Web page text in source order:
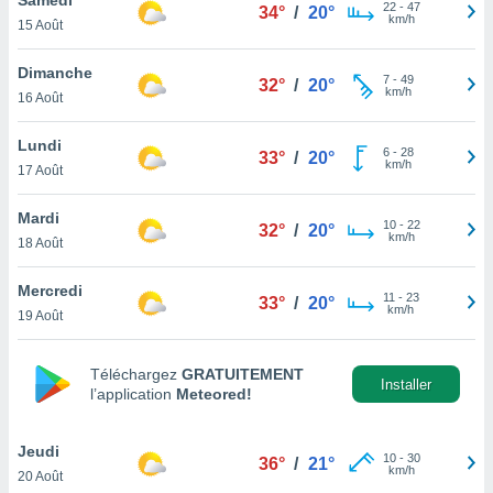
et
»,
au
vous
qu'ils
ou
le
ainsi
un
la
du
15 Août
34° / 20° 22- 47
km/h
Dimanche
16 Août
32° / 20° 7- 49
km/h
Lundi
17 Août
33° / 20° 6- 28
km/h
Mardi
18 Août
32° / 20° 10- 22
km/h
Mercredi
19 Août
33° / 20° 11 - 23
km/h
Téléchargez GRATUITEMENT
l’application Meteored!
Installer
Jeudi
20 Août
36° / 21° 10- 30
km/h